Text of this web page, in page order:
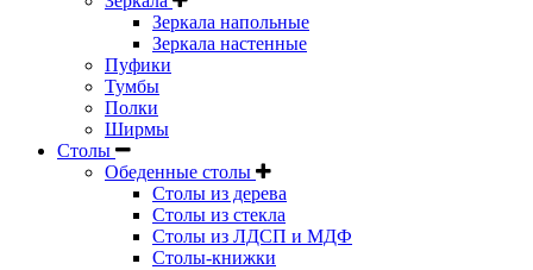
Зеркала напольные
Зеркала настенные
Пуфики
Тумбы
Полки
Ширмы
Столы
Обеденные столы
Столы из дерева
Столы из стекла
Столы из ЛДСП и МДФ
Столы-книжки